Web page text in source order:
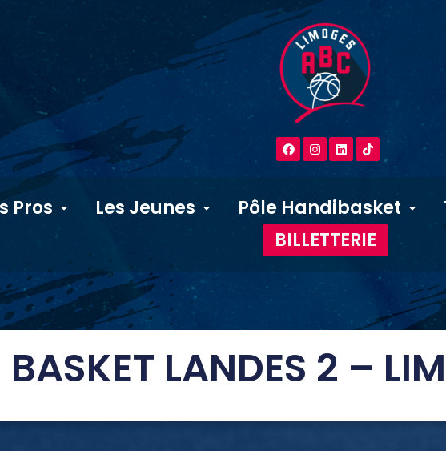
Pros Les Jeunes Pôle Handibasket
BILLETTERIE
BASKET LANDES 2 –